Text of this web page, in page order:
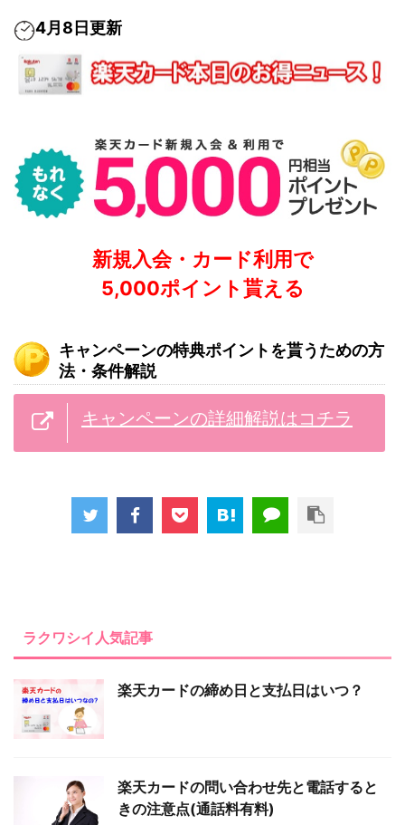
4月8日更新
新規入会・カード利用で
5,000ポイント貰える
キャンペーンの特典ポイントを貰うための方
法・条件解説
キャンペーンの詳細解説はコチラ
ラクワシイ人気記事
楽天カードの締め日と支払日はいつ？
楽天カードの問い合わせ先と電話すると
きの注意点(通話料有料)